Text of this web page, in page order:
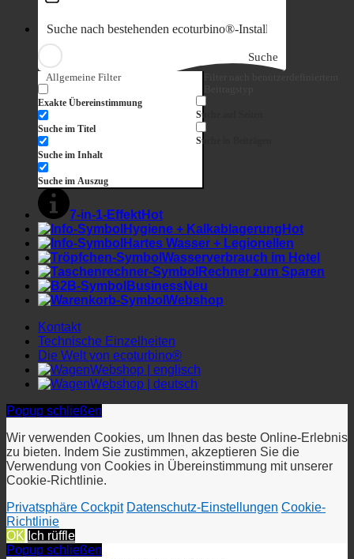
Suche im Inhalt
Suche im Auszug
Suche in Beiträgen
7-in-1-Effekt
Hygiene + Kalkablagerung
Hartes Wasser + Legionellen
Wasserverbrauch im Hotel
Webshop
Kontakt
Technische Einzelheiten
Die Welt von ecoturbino®
Webshop | englisch
Webshop | deutsch
Popup schließen
Wir verwenden Cookies, um Ihnen das beste Online-Erlebnis
zu bieten. Indem Sie zustimmen, akzeptieren Sie die
Verwendung von Cookies in Übereinstimmung mit unserer
Cookie-Richtlinie.
Richtlinie
Popup schließen
Datenschutzeinstellungen gespeichert!
Datenschutz-Einstellungen
Wenn Sie eine Website besuchen, kann diese Informationen
über Ihren Browser speichern oder abrufen, meist in Form
von Cookies. Kontrollieren Sie hier Ihre persönlichen
Cookie-Dienste.